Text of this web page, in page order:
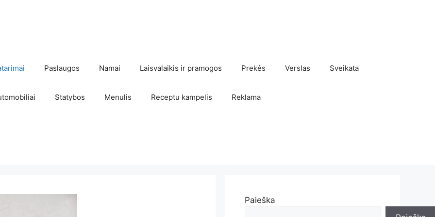
Paslaugos Namai Laisvalaikis ir pramogos Prekės Verslas Sveikata
Statybos Menulis Receptu kampelis Reklama
Paieška